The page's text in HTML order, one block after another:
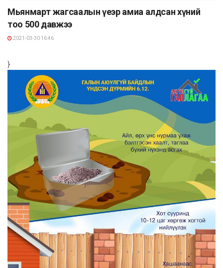
Мьянмарт жагсаалын үеэр амиа алдсан хүний
тоо 500 давжээ
2021-03-30 16:46
}